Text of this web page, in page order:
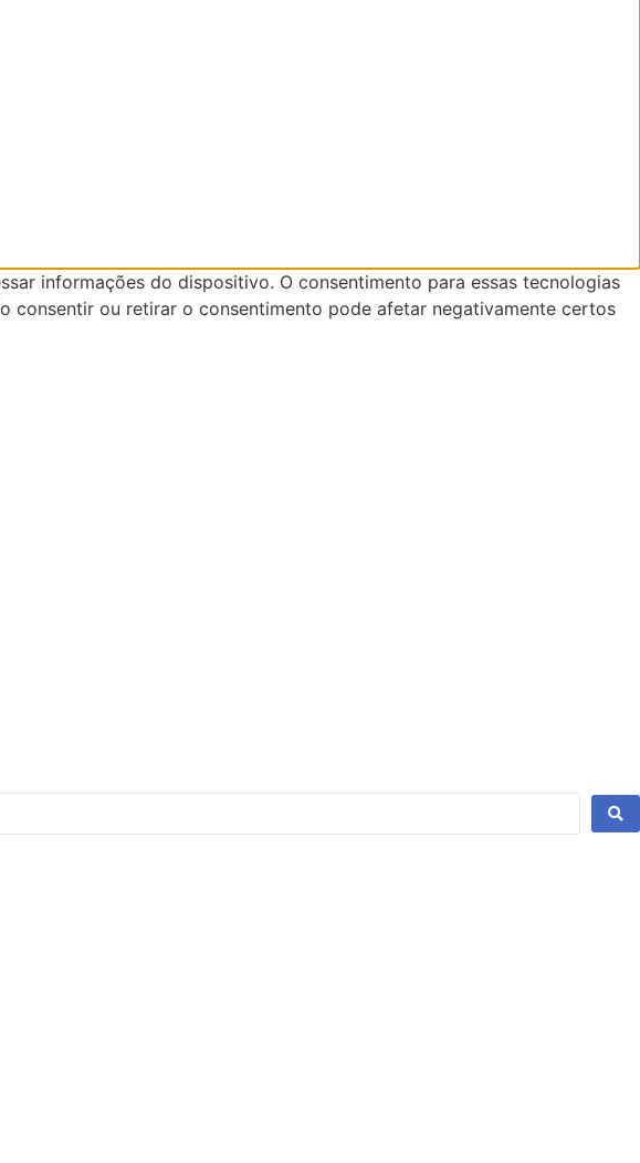
informações do dispositivo. O consentimento para essas tecnologias
consentir ou retirar o consentimento pode afetar negativamente certos